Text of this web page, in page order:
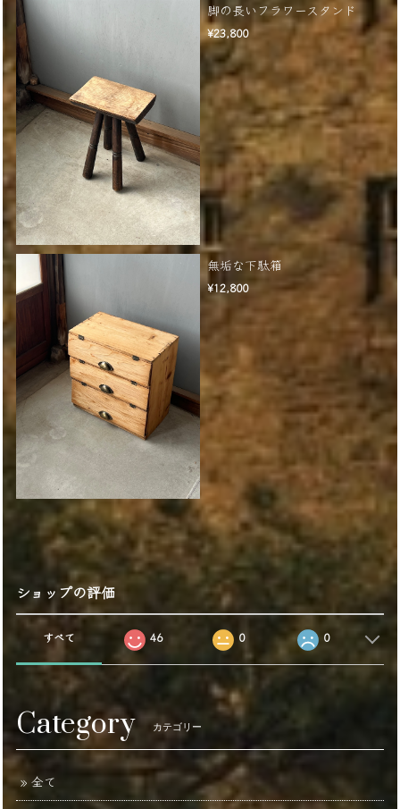
脚の長いフラワースタンド
¥23,800
無垢な下駄箱
¥12,800
ショップの評価
すべて 46 0 0
Category カテゴリー
全て